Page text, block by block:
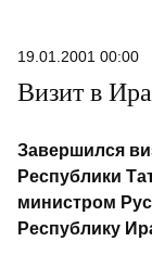
19.01.2001 00:00
Визит в
Завершился
Республики
министром
Республику